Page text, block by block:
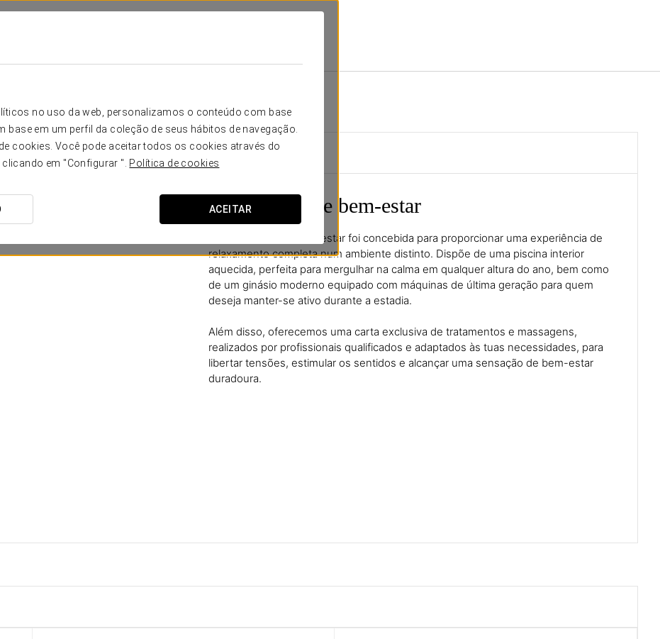
no uso da web, personalizamos o conteúdo com base
em um perfil da coleção de seus hábitos de navegação.
cookies. Você pode aceitar todos os cookies através do
em "Configurar ". Política de cookies
ACEITAR
Um refúgio de bem-estar
A nossa zona de bem-estar foi concebida para proporcionar uma experiência de
relaxamento completa num ambiente distinto. Dispõe de uma piscina interior
aquecida, perfeita para mergulhar na calma em qualquer altura do ano, bem como
de um ginásio moderno equipado com máquinas de última geração para quem
deseja manter-se ativo durante a estadia.
Além disso, oferecemos uma carta exclusiva de tratamentos e massagens,
realizados por profissionais qualificados e adaptados às tuas necessidades, para
libertar tensões, estimular os sentidos e alcançar uma sensação de bem-estar
duradoura.